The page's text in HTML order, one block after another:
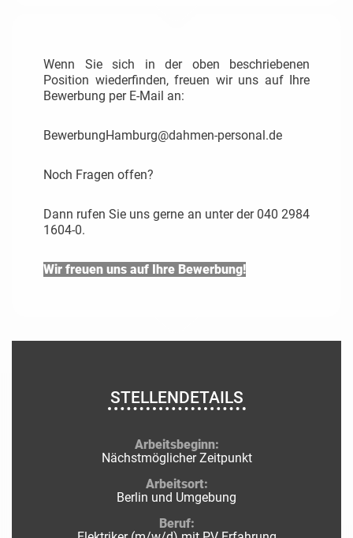
Wenn Sie sich in der oben beschriebenen
Position wiederfinden, freuen wir uns auf Ihre
Bewerbung per E-Mail an:
BewerbungHamburg@dahmen-personal.de
Noch Fragen offen?
Dann rufen Sie uns gerne an unter der 040 2984
1604-0.
Wir freuen uns auf Ihre Bewerbung!
STELLENDETAILS
Arbeitsbeginn:
Nächstmöglicher Zeitpunkt
Arbeitsort:
Berlin und Umgebung
Beruf: